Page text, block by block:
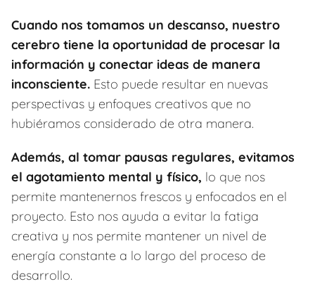
Cuando nos tomamos un descanso, nuestro
cerebro tiene la oportunidad de procesar la
información y conectar ideas de manera
inconsciente. Esto puede resultar en nuevas
perspectivas y enfoques creativos que no
hubiéramos considerado de otra manera.
Además, al tomar pausas regulares, evitamos
el agotamiento mental y físico, lo que nos
permite mantenernos frescos y enfocados en el
proyecto. Esto nos ayuda a evitar la fatiga
creativa y nos permite mantener un nivel de
energía constante a lo largo del proceso de
desarrollo.